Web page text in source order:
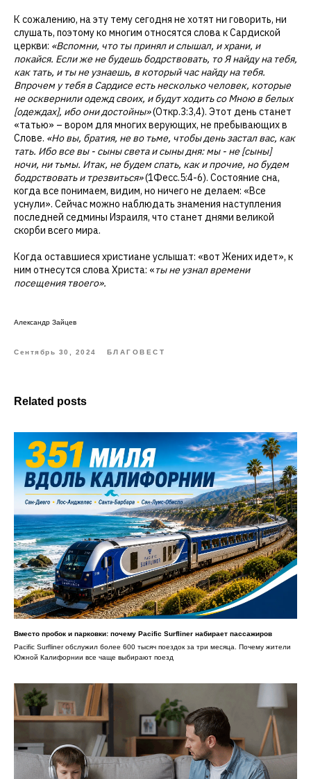
К сожалению, на эту тему сегодня не хотят ни говорить, ни
слушать, поэтому ко многим относятся слова к Сардиской
церкви: «Вспомни, что ты принял и слышал, и храни, и
покайся. Если же не будешь бодрствовать, то Я найду на тебя,
как тать, и ты не узнаешь, в который час найду на тебя.
Впрочем у тебя в Сардисе есть несколько человек, которые
не осквернили одежд своих, и будут ходить со Мною в белых
[одеждах], ибо они достойны»(Откр.3:3,4). Этот день станет
«татью» – вором для многих верующих, не пребывающих в
Слове. «Но вы, братия, не во тьме, чтобы день застал вас, как
тать. Ибо все вы - сыны света и сыны дня: мы - не [сыны]
ночи, ни тьмы. Итак, не будем спать, как и прочие, но будем
бодрствовать и трезвиться»(1Фесс.5:4-6). Состояние сна,
когда все понимаем, видим, но ничего не делаем: «Все
уснули». Сейчас можно наблюдать знамения наступления
последней седмины Израиля, что станет днями великой
скорби всего мира.
Когда оставшиеся христиане услышат: «вот Жених идет», к
ним отнесутся слова Христа: «ты не узнал времени
посещения твоего».
Александр Зайцев
Сентябрь 30, 2024 БЛАГОВЕСТ
Related posts
Вместо пробок и парковки: почему Pacific Surfliner набирает пассажиров
Pacific Surfliner обслужил более 600 тысяч поездок за три месяца. Почему жители
Южной Калифорнии все чаще выбирают поезд